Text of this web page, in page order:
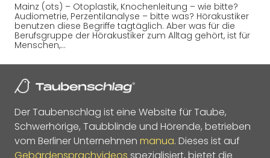
Mainz (ots) – Otoplastik, Knochenleitung – wie bitte?
Audiometrie, Perzentilanalyse – bitte was? Hörakustiker
benutzen diese Begriffe tagtäglich. Aber was für die
Berufsgruppe der Hörakustiker zum Alltag gehört, ist für
Menschen,…
Der Taubenschlag ist eine Website für Taube,
Schwerhörige, Taubblinde und Hörende, betrieben
vom Berliner Unternehmen manua. Dieses ist auf